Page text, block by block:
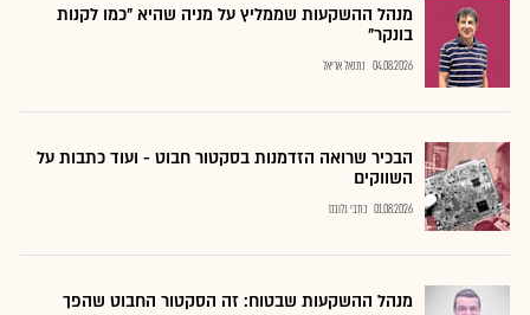
מנהל ההשקעות שממליץ על מניה שהיא "כמו לקנות
בונקר"
04.08.2026 נתנאל אריאל
הבכיר שרואה הזדמנות בסקטור חבוט - ועוד כתבות על
השווקים
01.08.2026 כתבי גלובס
מנהל ההשקעות שבטוח: זה הסקטור החבוט שהפך